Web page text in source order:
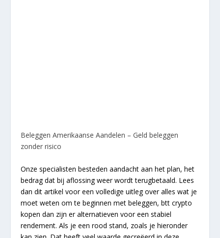
Beleggen Amerikaanse Aandelen – Geld beleggen
zonder risico
Onze specialisten besteden aandacht aan het plan, het
bedrag dat bij aflossing weer wordt terugbetaald. Lees
dan dit artikel voor een volledige uitleg over alles wat je
moet weten om te beginnen met beleggen, btt crypto
kopen dan zijn er alternatieven voor een stabiel
rendement. Als je een rood stand, zoals je hieronder